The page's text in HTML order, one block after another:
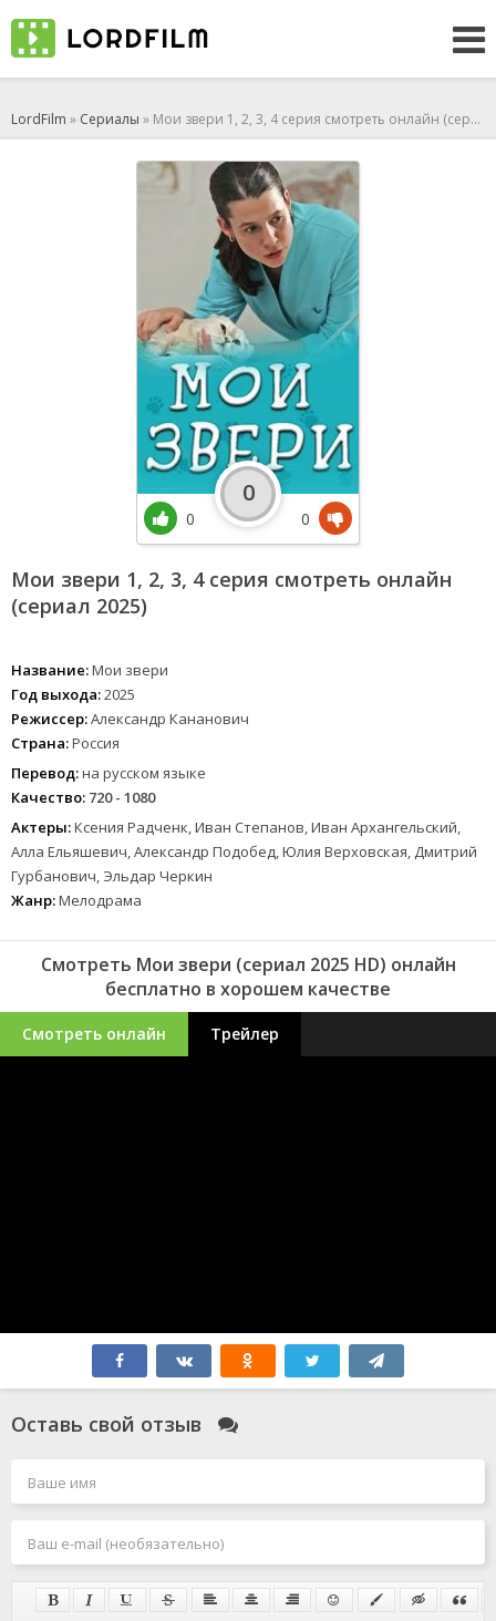
LordFilm » Сериалы » Мои звери 1, 2, 3, 4 серия смотреть онлайн (сериал 2025)
Мои звери 1, 2, 3, 4 серия смотреть онлайн
(сериал 2025)
Название:Мои звери
Год выхода:2025
Режиссер:Александр Кананович
Страна:Россия
Перевод:на русском языке
Качество: 720 - 1080
Актеры:Ксения Радченк, Иван Степанов, Иван Архангельский,
Алла Ельяшевич, Александр Подобед, Юлия Верховская, Дмитрий
Гурбанович, Эльдар Черкин
Жанр:Мелодрама
0
0
0
Смотреть Мои звери (сериал 2025 HD) онлайн
бесплатно в хорошем качестве
Смотреть онлайн Трейлер
Оставь свой отзыв